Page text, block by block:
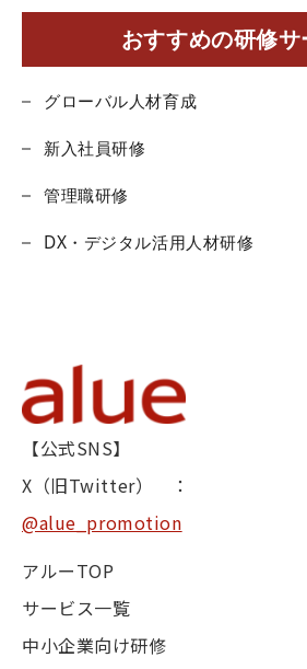
おすすめの研修サ
グローバル人材育成
新入社員研修
管理職研修
DX・デジタル活用人材研修
【公式SNS】
X（旧Twitter） ：
@alue_promotion
アルーTOP
サービス一覧
中小企業向け研修